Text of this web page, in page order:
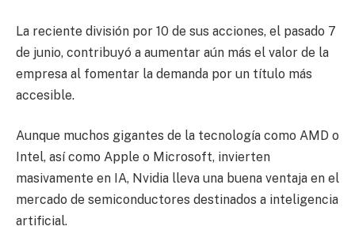
La reciente división por 10 de sus acciones, el pasado 7
de junio, contribuyó a aumentar aún más el valor de la
empresa al fomentar la demanda por un título más
accesible.
Aunque muchos gigantes de la tecnología como AMD o
Intel, así como Apple o Microsoft, invierten
masivamente en IA, Nvidia lleva una buena ventaja en el
mercado de semiconductores destinados a inteligencia
artificial.